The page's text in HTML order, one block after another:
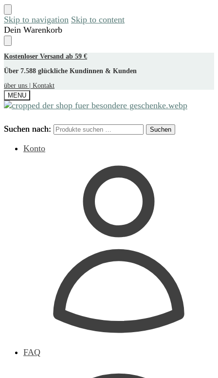
Skip to navigation Skip to content
Dein Warenkorb
Kostenloser Versand ab 59 €
Über 7.588 glückliche Kundinnen & Kunden
über uns |
Kontakt
MENU
Suchen nach: Suchen
Konto
FAQ
Suchen nach: Suchen